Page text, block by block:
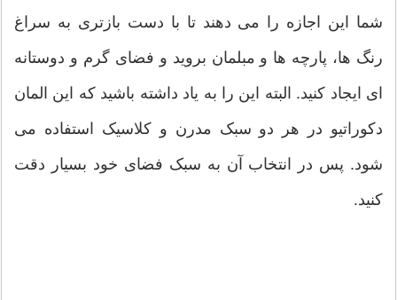
شما این اجازه را می دهند تا با دست بازتری به سراغ
رنگ ها، پارچه ها و مبلمان بروید و فضای گرم و دوستانه
ای ایجاد کنید. البته این را به یاد داشته باشید که این المان
دکوراتیو در هر دو سبک مدرن و کلاسیک استفاده می
شود. پس در انتخاب آن به سبک فضای خود بسیار دقت
کنید.